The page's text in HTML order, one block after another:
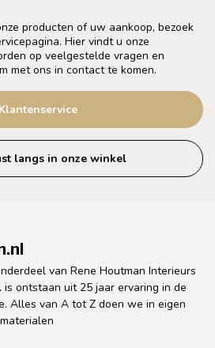
producten of uw aankoop, bezoek
Hier vindt u onze
op veelgestelde vragen en
met ons in contact te komen.
Klantenservice
langs in onze winkel
van Rene Houtman Interieurs
is ontstaan uit 25 jaar ervaring in de
Alles van A tot Z doen we in eigen